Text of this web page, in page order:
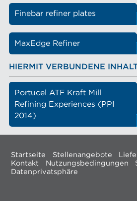
Finebar refiner plates
MaxEdge Refiner
HIERMIT VERBUNDENE
Portucel ATF Kraft Mill
Refining Experiences (PPI
2014)
Startseite Stellenangebote
Kontakt
Nutzungsbedingungen
Datenprivatsphäre